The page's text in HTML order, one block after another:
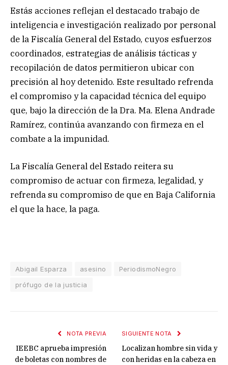
Estás acciones reflejan el destacado trabajo de
inteligencia e investigación realizado por personal
de la Fiscalía General del Estado, cuyos esfuerzos
coordinados, estrategias de análisis tácticas y
recopilación de datos permitieron ubicar con
precisión al hoy detenido. Este resultado refrenda
el compromiso y la capacidad técnica del equipo
que, bajo la dirección de la Dra. Ma. Elena Andrade
Ramírez, continúa avanzando con firmeza en el
combate a la impunidad.
La Fiscalía General del Estado reitera su
compromiso de actuar con firmeza, legalidad, y
refrenda su compromiso de que en Baja California
el que la hace, la paga.
Abigail Esparza asesino
PeriodismoNegro
prófugo de la justicia
NOTA PREVIA
IEEBC aprueba impresión
de boletas con nombres de
SIGUIENTE NOTA
Localizan hombre sin vida y
con heridas en la cabeza en